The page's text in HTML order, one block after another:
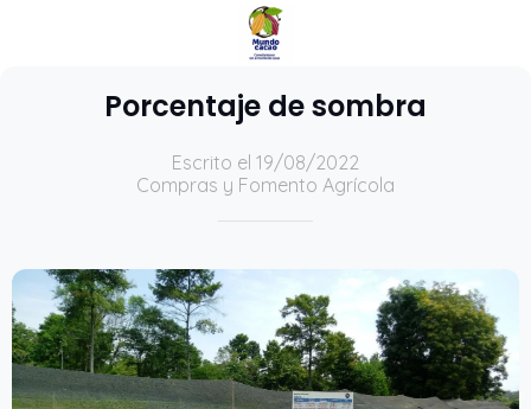
Porcentaje de sombra
Escrito el 19/08/2022
Compras y Fomento Agrícola